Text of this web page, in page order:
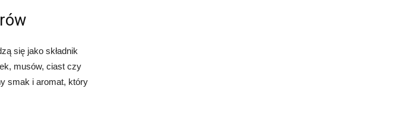
się jako składnik
musów, ciast czy
smak i aromat, który